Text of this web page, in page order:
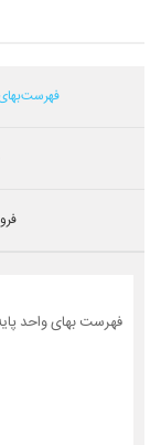
فهرست بهای
فهرست بهای واحد